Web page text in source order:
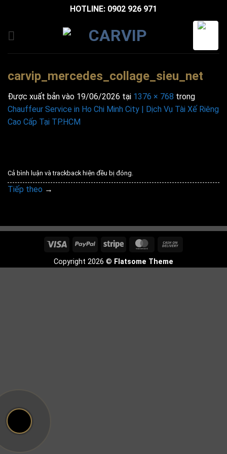
nội
HOTLINE: 0902 926 971
carvip_mercedes_collage_sieu_net
Được xuất bản vào 19/06/2026 tại 1376 × 768 trong
Chauffeur Service in Ho Chi Minh City | Dịch Vụ Tài Xế Riêng
Cao Cấp Tại TP.HCM
Cả bình luận và trackback hiện đều bị đóng.
Tiếp theo →
Visa PayPal Stripe MasterCard
Delivery
Copyright 2026 © Flatsome Theme